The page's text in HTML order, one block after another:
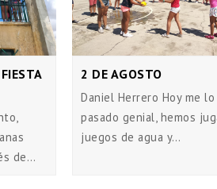
de…
2 DE AGOSTO
Daniel Herrero Hoy me lo
pasado genial, hemos
juegos de agua y…